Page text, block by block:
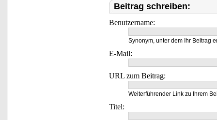
Beitrag schreiben:
Benutzername:
Synonym, unter dem Ihr Beitrag
E-Mail:
URL zum Beitrag:
Weiterführender Link zu Ihrem
Titel: